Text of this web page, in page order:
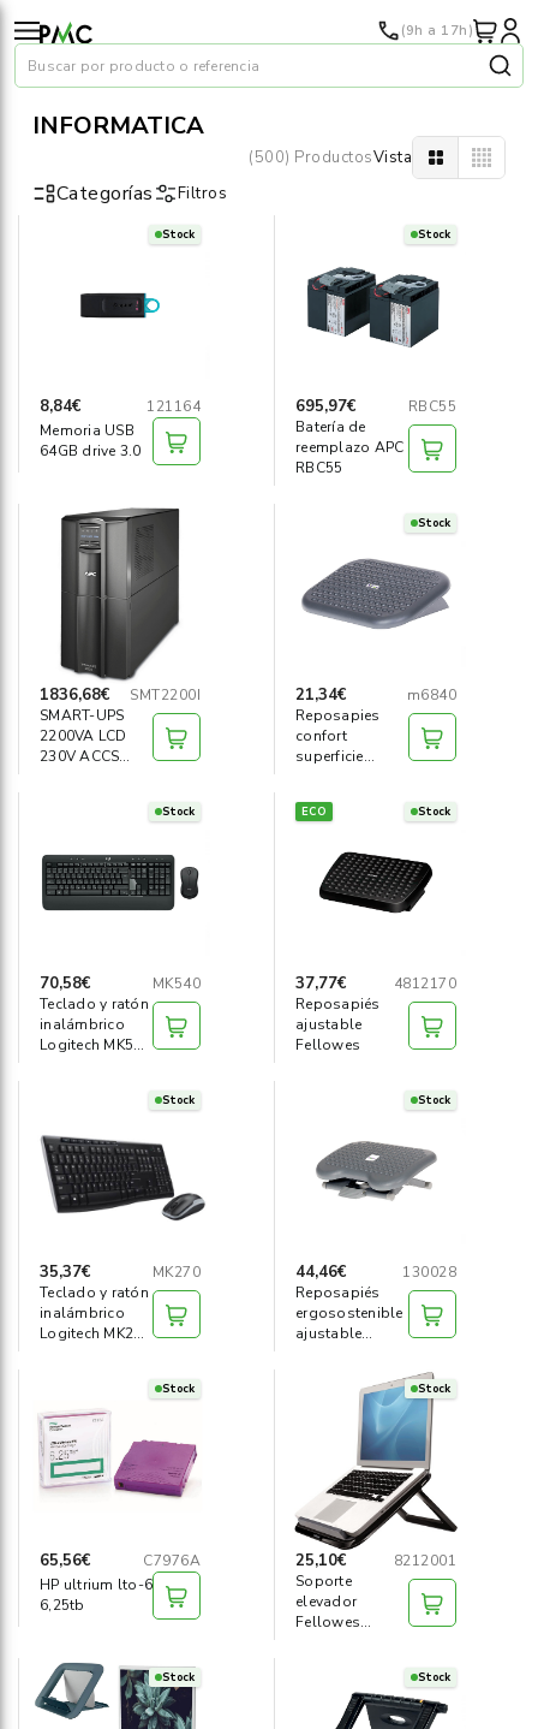
Material oficina ›
Tinta y tóner
Informática ›
›
Servicios generales
Seguridad ›
(9h a 17h)
Buscar por producto o referencia
INFORMÁTICA
Categorías Filtros
(500) ProductosVista
Stock
8,84€
121164
Memoria USB
64GB drive 3.0
Stock
695,97€
RBC55
Batería de
reemplazo APC
RBC55
1836,68€
SMT2200I
SMART-UPS
2200VA LCD
230V ACCS
Stock
21,34€
m6840
Reposapies
confort
superficie
Stock
70,58€
MK540
Teclado y ratón
inalámbrico
Logitech MK540
ECO Stock
37,77€
4812170
Reposapiés
ajustable
Fellowes
Stock
35,37€
MK270
Teclado y ratón
inalámbrico
Logitech MK270
Stock
44,46€
130028
Reposapiés
ergosostenible
ajustable
Stock
65,56€
C7976A
HP ultrium lto-6
6,25tb
Stock
25,10€
8212001
Soporte
elevador
Fellowes
Stock Stock